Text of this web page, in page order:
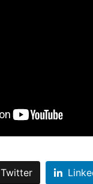
Twitter